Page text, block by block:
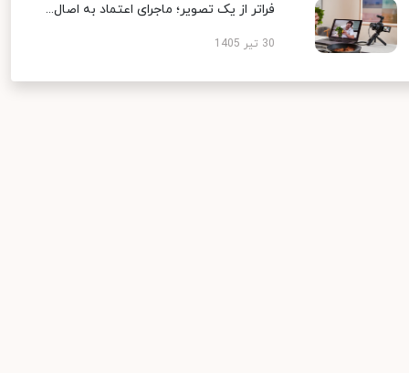
فراتر از یک تصویر؛ ماجرای اعتماد به اصال...
30 تیر 1405